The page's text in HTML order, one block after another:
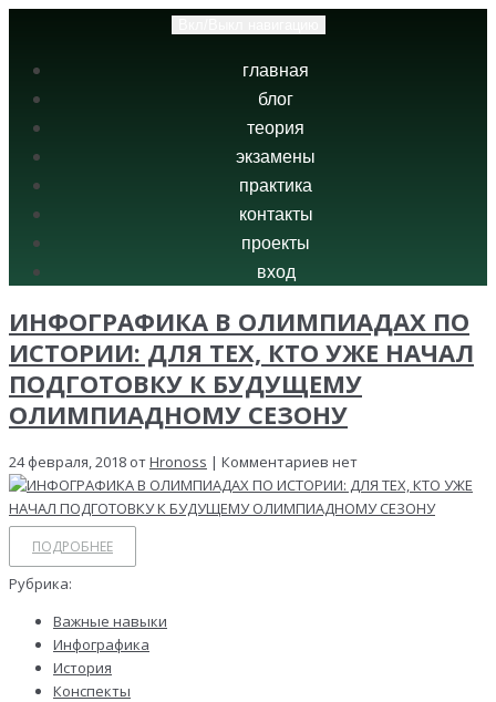
главная
блог
теория
экзамены
практика
контакты
проекты
вход
ИНФОГРАФИКА В ОЛИМПИАДАХ ПО
ИСТОРИИ: ДЛЯ ТЕХ, КТО УЖЕ НАЧАЛ
ПОДГОТОВКУ К БУДУЩЕМУ
ОЛИМПИАДНОМУ СЕЗОНУ
24 февраля, 2018 отHronoss | Комментариев нет
ПОДРОБНЕЕ
Рубрика:
Важные навыки
Инфографика
История
Конспекты